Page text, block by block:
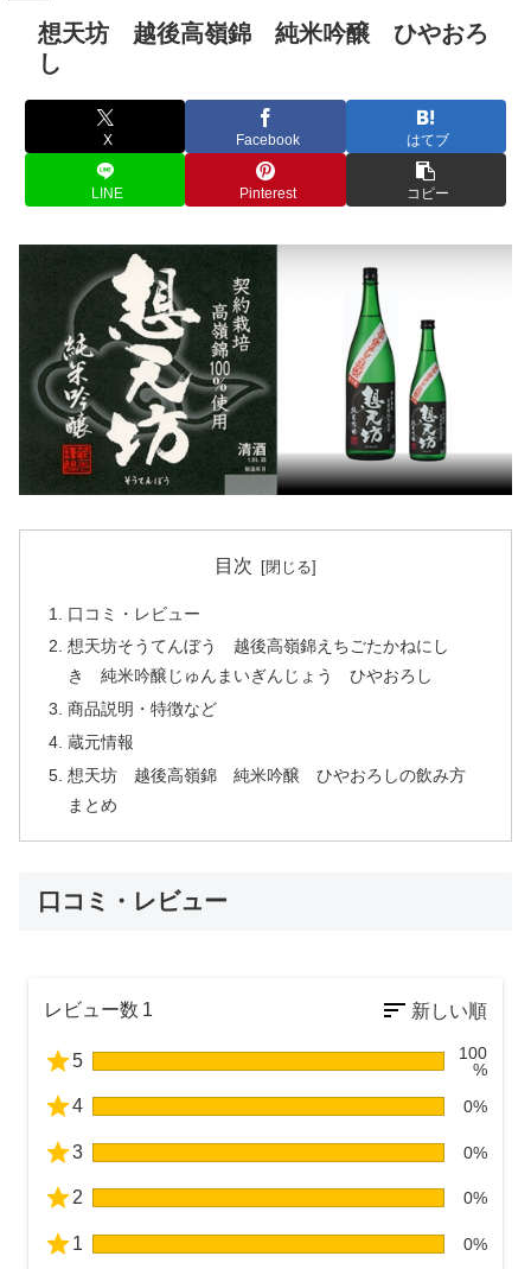
想天坊 越後高嶺錦 純米吟醸 ひやおろ
し
X Facebook はてブ
LINE Pinterest コピー
目次
口コミ・レビュー
想天坊そうてんぼう 越後高嶺錦えちごたかねにし
き 純米吟醸じゅんまいぎんじょう ひやおろし
商品説明・特徴など
蔵元情報
想天坊 越後高嶺錦 純米吟醸 ひやおろしの飲み方
まとめ
口コミ・レビュー
レビュー数 1
5
100
%
4 0%
3 0%
2 0%
1 0%